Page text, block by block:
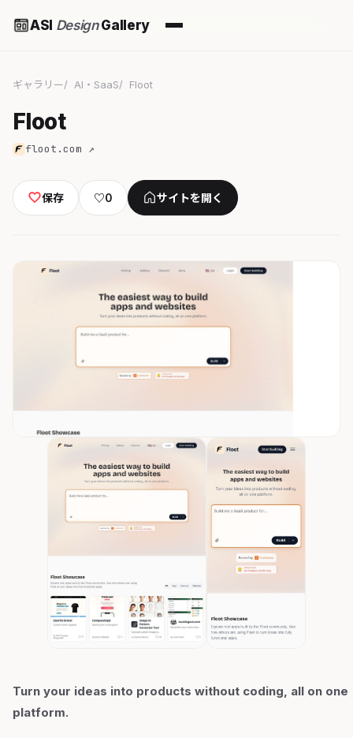
ASI DesignGallery
ギャラリー AI・SaaS Floot
Floot
floot.com ↗
保存 ♡0 サイトを開く
Turn your ideas into products without coding, all on one
platform.